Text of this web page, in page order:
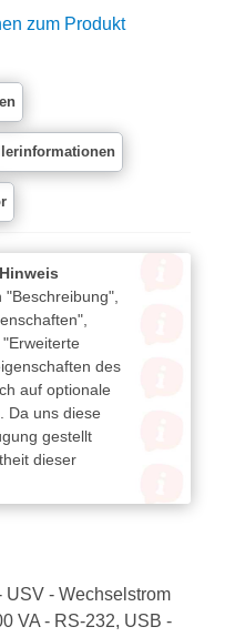
zum Produkt
"Beschreibung",
des
auf optionale
Da uns diese
gestellt
dieser
- Wechselstrom
VA - RS-232, USB -